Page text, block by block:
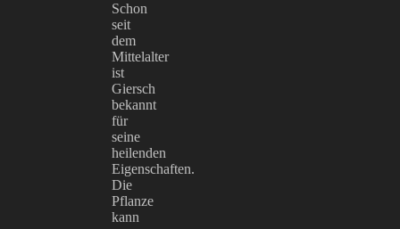
Schon
seit
dem
Mittelalter
ist
Giersch
bekannt
für
seine
heilenden
Eigenschaften.
Die
Pflanze
kann